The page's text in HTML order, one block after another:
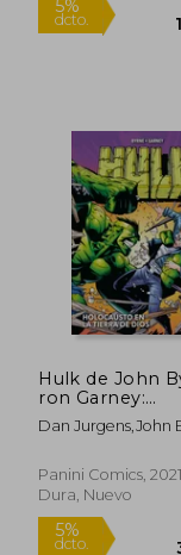
5%
dcto.
Hulk de John
ron Garney:
Holocausto en
Tierra de Dios
Dan Jurgens,John
Panini Comics,
Dura, Nuevo